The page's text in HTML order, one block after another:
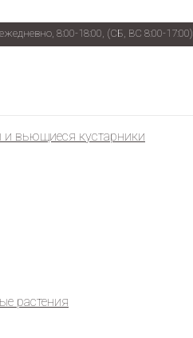
ежедневно, 8:00-18:00, (СБ, ВС 8:00-17:00)
вьющиеся кустарники
растения